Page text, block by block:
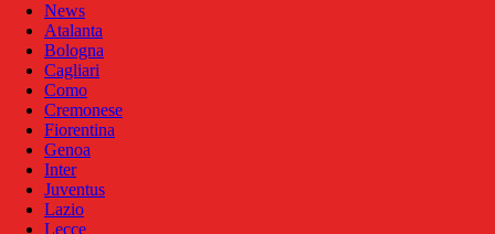
News
Atalanta
Bologna
Cagliari
Como
Cremonese
Fiorentina
Genoa
Inter
Juventus
Lazio
Lecce